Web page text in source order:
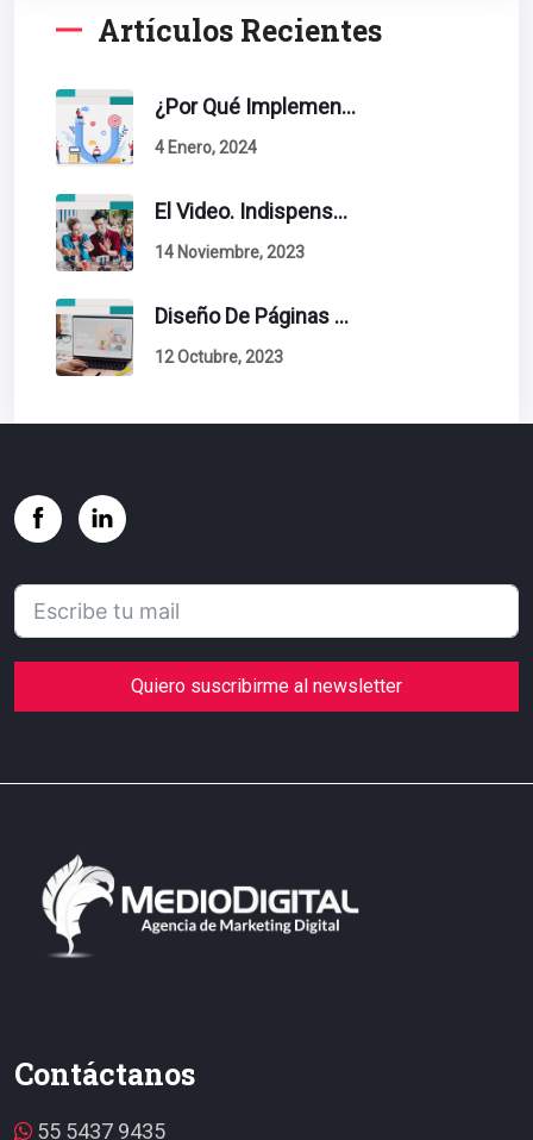
Artículos Recientes
¿Por Qué Implementar La Metodología Inbound Marketing En Tu Empresa?
4 Enero, 2024
El Video. Indispensable En Tu Estrategia De Contenidos.
14 Noviembre, 2023
Diseño De Páginas Web. Esto Debe Tener Un Sitio Exitoso.
12 Octubre, 2023
Quiero suscribirme al newsletter
Contáctanos
55 5437 9435